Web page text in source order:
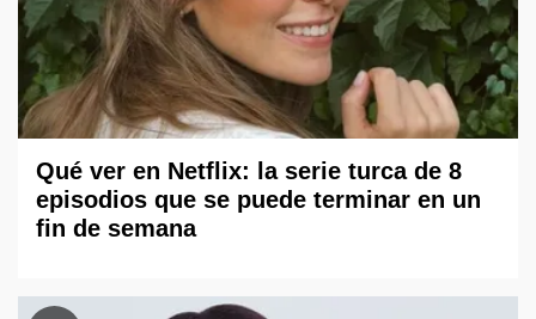
Qué ver en Netflix: la serie turca de 8
episodios que se puede terminar en un
fin de semana